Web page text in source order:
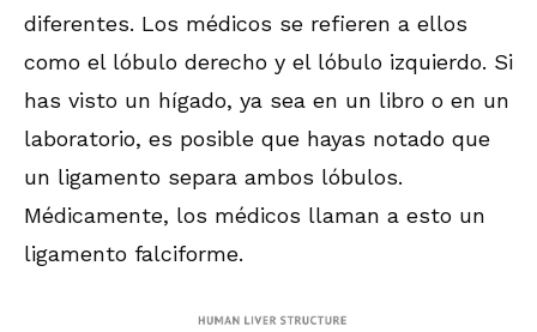
diferentes. Los médicos se refieren a ellos
como el lóbulo derecho y el lóbulo izquierdo. Si
has visto un hígado, ya sea en un libro o en un
laboratorio, es posible que hayas notado que
un ligamento separa ambos lóbulos.
Médicamente, los médicos llaman a esto un
ligamento falciforme.